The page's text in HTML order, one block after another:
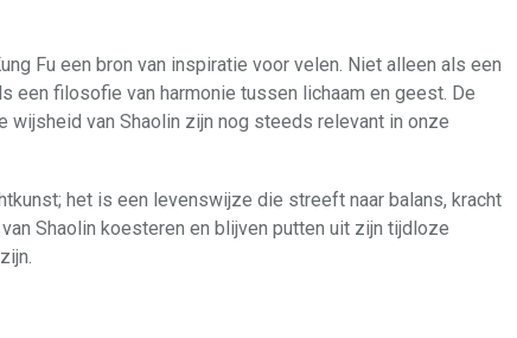
Fu een bron van inspiratie voor velen. Niet alleen als een
een filosofie van harmonie tussen lichaam en geest. De
wijsheid van Shaolin zijn nog steeds relevant in onze
het is een levenswijze die streeft naar balans, kracht
Shaolin koesteren en blijven putten uit zijn tijdloze